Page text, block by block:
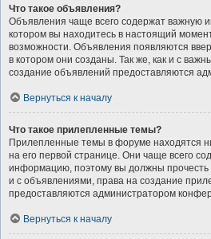
Что такое объявления?
Объявления чаще всего содержат
котором вы находитесь в настоящий
возможности. Объявления появляются
в котором они созданы. Так же, как и с
создание объявлений предоставляются
Вернуться к началу
Что такое прилепленные темы?
Прилепленные темы в форуме находятся
на его первой странице. Они чаще всего
информацию, поэтому вы должны прочесть
и с объявлениями, права на создание
предоставляются администратором
Вернуться к началу